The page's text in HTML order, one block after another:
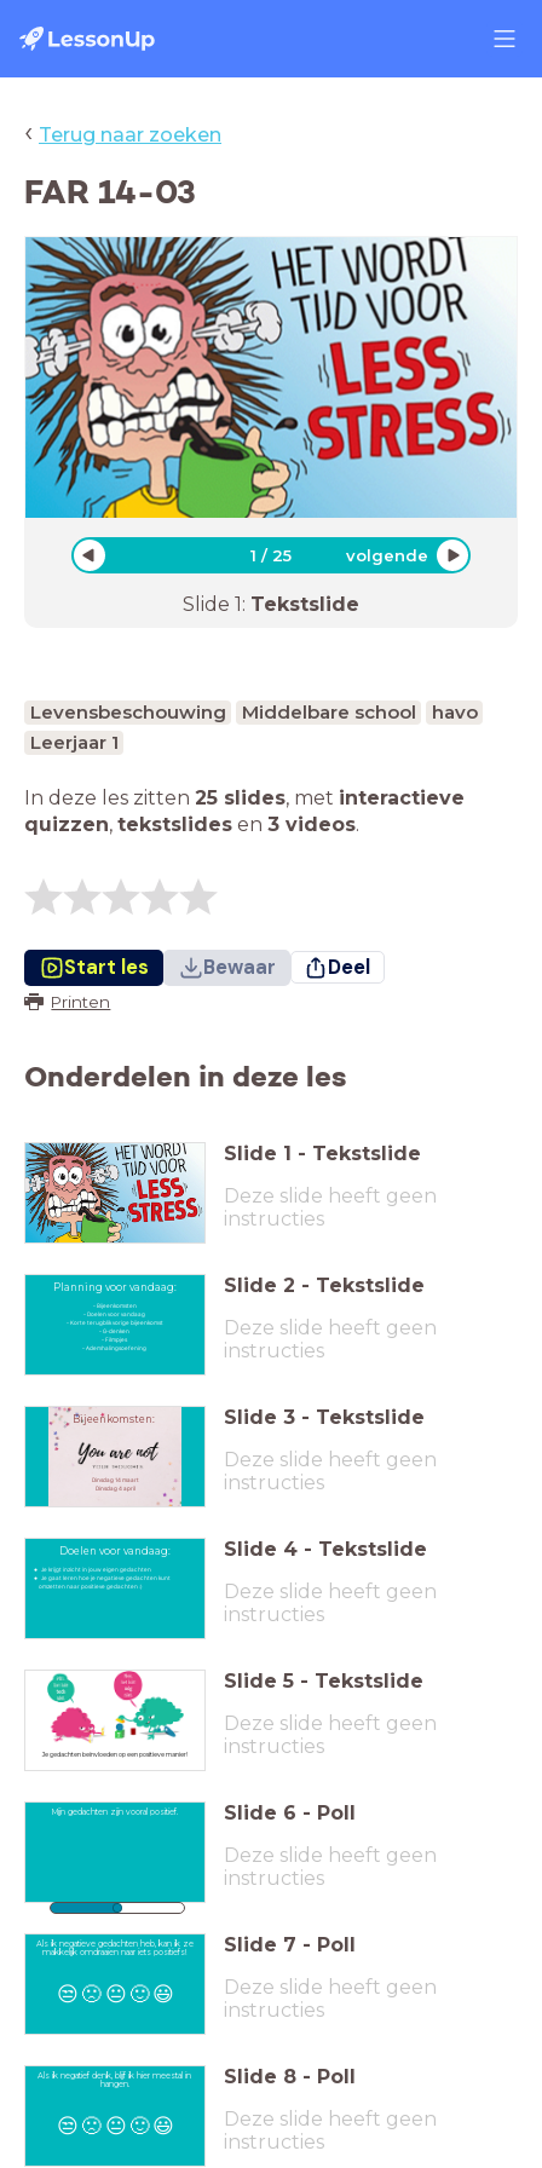
‹ Terug naar zoeken
FAR 14-03
1 /25 volgende
Slide 1: Tekstslide
Levensbeschouwing Middelbare school
havo
Leerjaar 1
In deze les zitten 25 slides, met interactieve
quizzen, tekstslides en 3 videos.
Start les Bewaar Deel
Printen
Onderdelen in deze les
Slide 1 - Tekstslide
Deze slide heeft geen
instructies
Planning voor vandaag:
- Bijeenkomsten
- Doelen voor vandaag
- Korte terugblik vorige bijeenkomst
- G-denken
- Filmpjes
- Ademhalingsoefening
Slide 2 - Tekstslide
Deze slide heeft geen
instructies
Bijeenkomsten:
Dinsdag 14 maart
Dinsdag 4 april
Slide 3 - Tekstslide
Deze slide heeft geen
instructies
Doelen voor vandaag:
Je krijgt inzicht in jouw eigen gedachten
Je gaat leren hoe je negatieve gedachten kunt
omzetten naar positieve gedachten :)
Slide 4 - Tekstslide
Deze slide heeft geen
instructies
Je gedachten beïnvloeden op een positieve manier!
Slide 5 - Tekstslide
Deze slide heeft geen
instructies
Mijn gedachten zijn vooral positief. Slide 6 - Poll
Deze slide heeft geen
instructies
Als ik negatieve gedachten heb, kan ik ze
makkelijk omdraaien naar iets positiefs!
😒 🙁 😐 🙂😃
Slide 7 - Poll
Deze slide heeft geen
instructies
Als ik negatief denk, blijf ik hier meestal in
hangen.
😒 🙁 😐 🙂😃
Slide 8 - Poll
Deze slide heeft geen
instructies